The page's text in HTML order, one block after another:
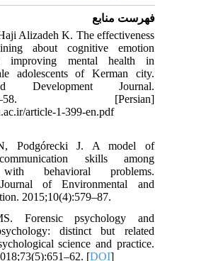
فهرست منابع
Haji Alizadeh K. The effectiveness
about cognitive emotion
improving mental health in
adolescents of Kerman city.
Development Journal.
[Persian]
article-1-399-en.pdf
Podgórecki J. A model of
skills among
with behavioral problems.
Journal of Environmental and
2015;10(4):579–87.
Forensic psychology and
distinct but related
science and practice.
[DOI